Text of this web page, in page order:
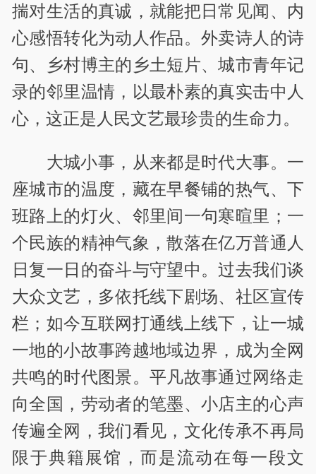
揣对生活的真诚，就能把日常见闻、内
心感悟转化为动人作品。外卖诗人的诗
句、乡村博主的乡土短片、城市青年记
录的邻里温情，以最朴素的真实击中人
心，这正是人民文艺最珍贵的生命力。
大城小事，从来都是时代大事。一
座城市的温度，藏在早餐铺的热气、下
班路上的灯火、邻里间一句寒暄里；一
个民族的精神气象，散落在亿万普通人
日复一日的奋斗与守望中。过去我们谈
大众文艺，多依托线下剧场、社区宣传
栏；如今互联网打通线上线下，让一城
一地的小故事跨越地域边界，成为全网
共鸣的时代图景。平凡故事通过网络走
向全国，劳动者的笔墨、小店主的心声
传遍全网，我们看见，文化传承不再局
限于典籍展馆，而是流动在每一段文